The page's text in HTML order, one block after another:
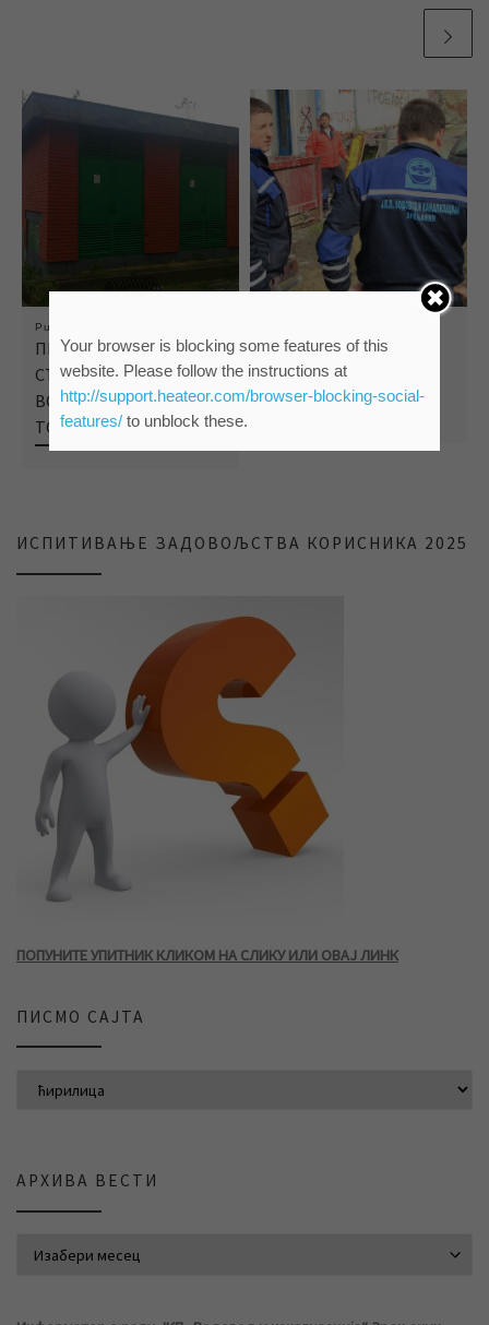
Published
ПРОБЛЕМ ОТКЛОЊЕН,
СТАБИЛИЗАЦИЈА
ВОДОСНАБДЕВАЊА У
ТОКУ
ДЕО ПАНЧЕВАЧКЕ И
ОКОЛНЕ УЛИЦЕ БЕЗ
ВОДЕ
ИСПИТИВАЊЕ ЗАДОВОЉСТВА КОРИСНИКА 2025
ПОПУНИТЕ УПИТНИК КЛИКОМ НА СЛИКУ ИЛИ ОВАЈ ЛИНК
ПИСМО САЈТА
АРХИВА ВЕСТИ
Your browser is blocking some features of this
website. Please follow the instructions at
http://support.heateor.com/browser-blocking-social-
features/to unblock these.